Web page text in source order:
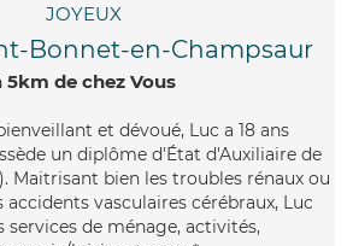
JOYEUX
Bonnet-en-Champsaur
5km de chez Vous
et dévoué, Luc a 18 ans
un diplôme d'État d'Auxiliaire de
Maitrisant bien les troubles rénaux ou
vasculaires cérébraux, Luc
services de ménage, activités,